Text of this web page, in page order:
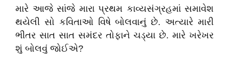
મારે આજે સાંજે મારા પ્રથમ કાવ્યસંગ્રહમાં સમાવેશ
થયેલી સો કવિતાઓ વિષે બોલવાનું છે. અત્યારે મારી
ભીતર સાત સાત સમંદર તોફાને ચડ્યા છે. મારે ખરેખર
શું બોલવું જોઈએ?